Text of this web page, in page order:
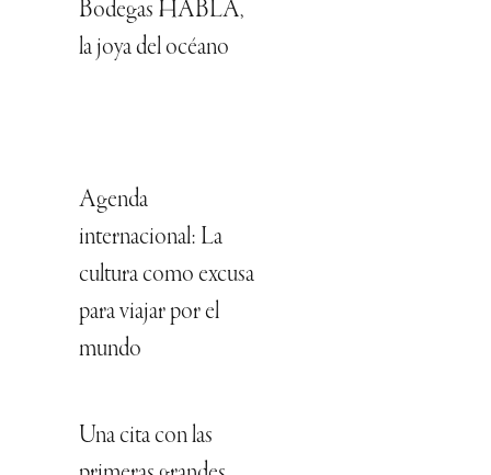
Bodegas HABLA,
la joya del océano
Agenda
internacional: La
cultura como excusa
para viajar por el
mundo
Una cita con las